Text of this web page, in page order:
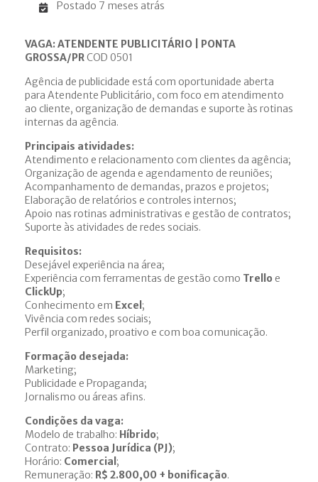
Postado 7 meses atrás
VAGA: ATENDENTE PUBLICITÁRIO | PONTA
GROSSA/PRCOD 0501
Agência de publicidade está com oportunidade aberta
para Atendente Publicitário, com foco em atendimento
ao cliente, organização de demandas e suporte às rotinas
internas da agência.
Principais atividades:
Atendimento e relacionamento com clientes da agência;
Organização de agenda e agendamento de reuniões;
Acompanhamento de demandas, prazos e projetos;
Elaboração de relatórios e controles internos;
Apoio nas rotinas administrativas e gestão de contratos;
Suporte às atividades de redes sociais.
Requisitos:
Desejável experiência na área;
Experiência com ferramentas de gestão como Trello e
ClickUp;
Conhecimento em Excel ;
Vivência com redes sociais;
Perfil organizado, proativo e com boa comunicação.
Formação desejada:
Marketing;
Publicidade e Propaganda;
Jornalismo ou áreas afins.
Condições da vaga:
Modelo de trabalho: Híbrido;
Contrato: Pessoa Jurídica (PJ);
Horário: Comercial ;
Remuneração: R$ 2.800,00 + bonificação.